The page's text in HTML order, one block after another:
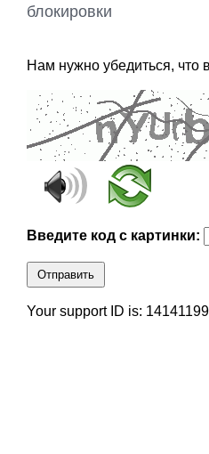
блокировки
Нам нужно убедиться, что
Введите код с картинки:
Отправить
Your support ID is: